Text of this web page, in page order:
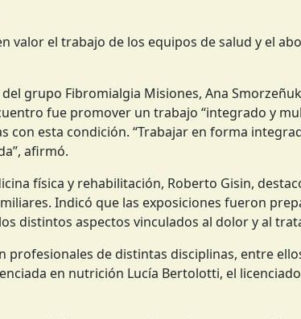
valor el trabajo de los equipos de salud y el
grupo Fibromialgia Misiones, Ana
fue promover un trabajo “integrado y
con esta condición. “Trabajar en forma
afirmó.
física y rehabilitación, Roberto Gisin,
Indicó que las exposiciones fueron
distintos aspectos vinculados al dolor y al
profesionales de distintas disciplinas, entre
en nutrición Lucía Bertolotti, el